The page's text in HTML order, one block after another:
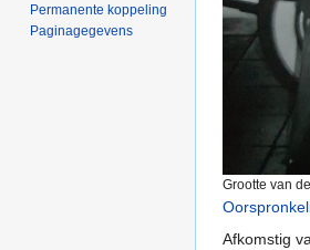
Grootte van
Afkomstig
Permanente koppeling
Paginagegevens